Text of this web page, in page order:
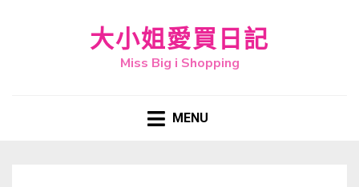
大小姐愛買日記
Miss Big i Shopping
MENU